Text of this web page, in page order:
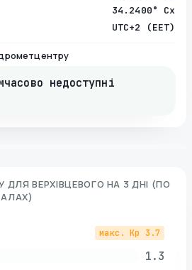
34.2400° Сх
UTC+2 (EET)
недоступні
ДЛЯ ВЕРХІВЦЕВОГО НА 3 ДНІ (ПО
макс. Kp 3.7
1.3